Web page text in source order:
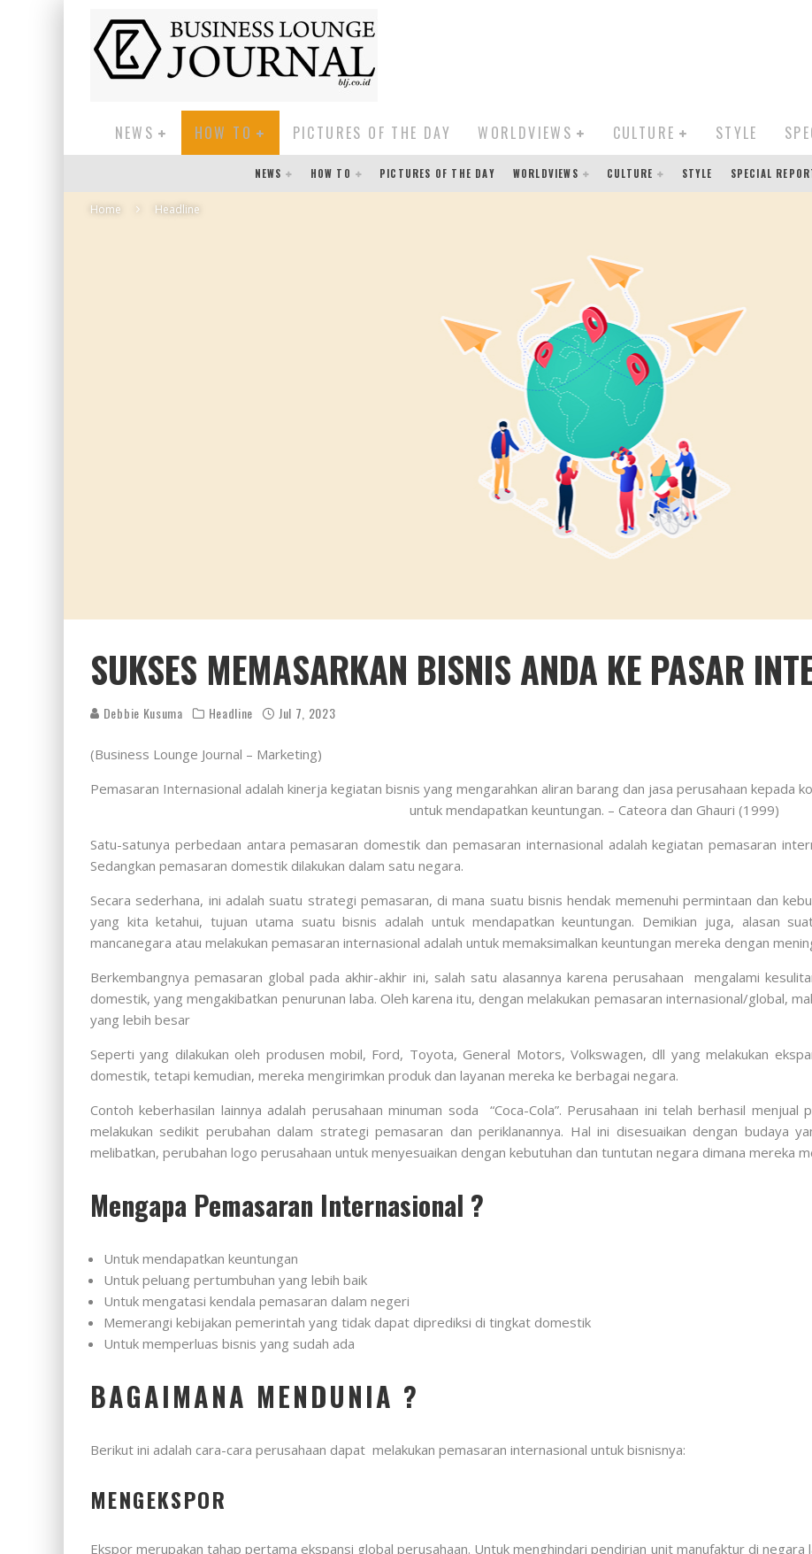
NEWS HOW TO PICTURES OF THE DAY WORLDVIEWS CULTURE STYLE
NEWS HOW TO PICTURES OF THE DAY WORLDVIEWS CULTURE STYLE SPECIAL
Home Headline
SUKSES MEMASARKAN BISNIS ANDA KE PASAR
Debbie Kusuma Headline Jul 7, 2023
(Business Lounge Journal – Marketing)
Pemasaran Internasional adalah kinerja kegiatan bisnis yang mengarahkan aliran barang dan jasa perusahaan kepada
untuk mendapatkan keuntungan. – Cateora dan Ghauri (1999)
Satu-satunya perbedaan antara pemasaran domestik dan pemasaran internasional adalah kegiatan pemasaran
Sedangkan pemasaran domestik dilakukan dalam satu negara.
Secara sederhana, ini adalah suatu strategi pemasaran, di mana suatu bisnis hendak memenuhi permintaan dan
yang kita ketahui, tujuan utama suatu bisnis adalah untuk mendapatkan keuntungan. Demikian juga, alasan
mancanegara atau melakukan pemasaran internasional adalah untuk memaksimalkan keuntungan mereka dengan
Berkembangnya pemasaran global pada akhir-akhir ini, salah satu alasannya karena perusahaan mengalami
domestik, yang mengakibatkan penurunan laba. Oleh karena itu, dengan melakukan pemasaran internasional/global,
yang lebih besar
Seperti yang dilakukan oleh produsen mobil, Ford, Toyota, General Motors, Volkswagen, dll yang melakukan
domestik, tetapi kemudian, mereka mengirimkan produk dan layanan mereka ke berbagai negara.
Contoh keberhasilan lainnya adalah perusahaan minuman soda “Coca-Cola”. Perusahaan ini telah berhasil
melakukan sedikit perubahan dalam strategi pemasaran dan periklanannya. Hal ini disesuaikan dengan budaya
melibatkan, perubahan logo perusahaan untuk menyesuaikan dengan kebutuhan dan tuntutan negara dimana mereka
Mengapa Pemasaran Internasional ?
Untuk mendapatkan keuntungan
Untuk peluang pertumbuhan yang lebih baik
Untuk mengatasi kendala pemasaran dalam negeri
Memerangi kebijakan pemerintah yang tidak dapat diprediksi di tingkat domestik
Untuk memperluas bisnis yang sudah ada
BAGAIMANA MENDUNIA ?
Berikut ini adalah cara-cara perusahaan dapat melakukan pemasaran internasional untuk bisnisnya:
MENGEKSPOR
Ekspor merupakan tahap pertama ekspansi global perusahaan. Untuk menghindari pendirian unit manufaktur di